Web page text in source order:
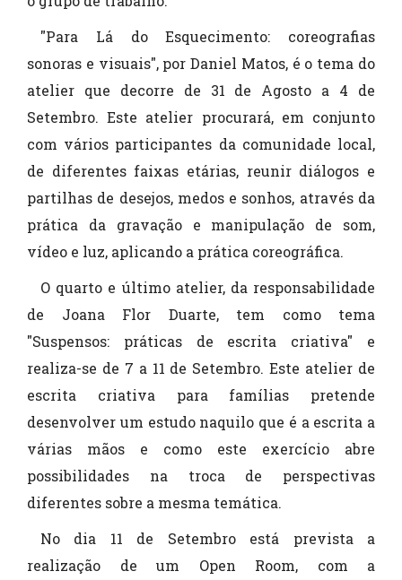
"Para Lá do Esquecimento: coreografias
sonoras e visuais", por Daniel Matos, é o tema do
atelier que decorre de 31 de Agosto a 4 de
Setembro. Este atelier procurará, em conjunto
com vários participantes da comunidade local,
de diferentes faixas etárias, reunir diálogos e
partilhas de desejos, medos e sonhos, através da
prática da gravação e manipulação de som,
vídeo e luz, aplicando a prática coreográfica.
O quarto e último atelier, da responsabilidade
de Joana Flor Duarte, tem como tema
"Suspensos: práticas de escrita criativa" e
realiza-se de 7 a 11 de Setembro. Este atelier de
escrita criativa para famílias pretende
desenvolver um estudo naquilo que é a escrita a
várias mãos e como este exercício abre
possibilidades na troca de perspectivas
diferentes sobre a mesma temática.
No dia 11 de Setembro está prevista a
realização de um Open Room, com a